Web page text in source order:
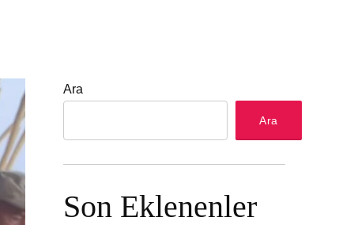
Ara
Ara
Son Eklenenler